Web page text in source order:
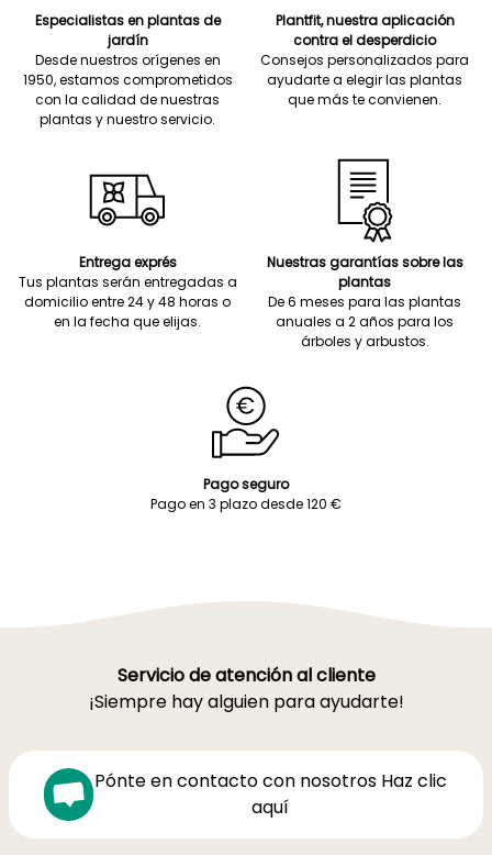
Especialistas en plantas de
jardín
Desde nuestros orígenes en
1950, estamos comprometidos
con la calidad de nuestras
plantas y nuestro servicio.
Plantfit, nuestra aplicación
contra el desperdicio
Consejos personalizados para
ayudarte a elegir las plantas
que más te convienen.
Entrega exprés
Tus plantas serán entregadas a
domicilio entre 24 y 48 horas o
en la fecha que elijas.
Nuestras garantías sobre las
plantas
De 6 meses para las plantas
anuales a 2 años para los
árboles y arbustos.
Pago seguro
Pago en 3 plazo desde 120 €
Servicio de atención al cliente
¡Siempre hay alguien para ayudarte!
Pónte en contacto con nosotros Haz clic
aquí